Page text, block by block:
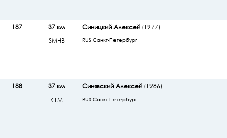
187
37 км
SМHB
Синицкий Алексей(1977)
RUS Санкт-Петербург
188
37 км
К1М
Синявский Алексей(1986)
RUS Санкт-Петербург